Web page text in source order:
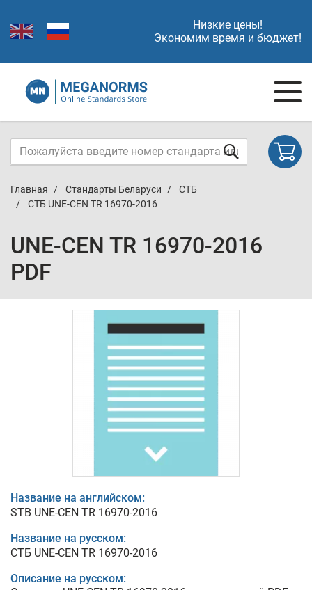
Низкие цены!
Экономим время и бюджет!
Главная Стандарты Беларуси
СТБ
СТБ UNE-CEN TR 16970-2016
UNE-CEN TR 16970-2016
PDF
Название на английском:
STB UNE-CEN TR 16970-2016
Название на русском:
СТБ UNE-CEN TR 16970-2016
Описание на русском: